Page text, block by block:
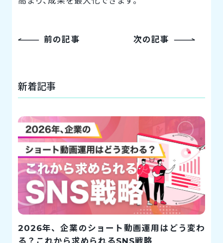
前の記事 次の記事
新着記事
2026年、企業のショート動画運用はどう変わ
る？これから求められるSNS戦略